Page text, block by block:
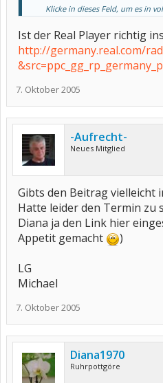
stoppelKlicke in dieses Feld, um es in
Ist der Real Player richtig
http://germany.real.com/
7. Oktober 2005
-Aufrecht-
Neues Mitglied
Gibts den Beitrag vielleicht
Hatte leider den Termin zu
Diana ja den Link hier
Appetit gemacht
)
LG
Michael
7. Oktober 2005
Diana1970
Ruhrpottgöre